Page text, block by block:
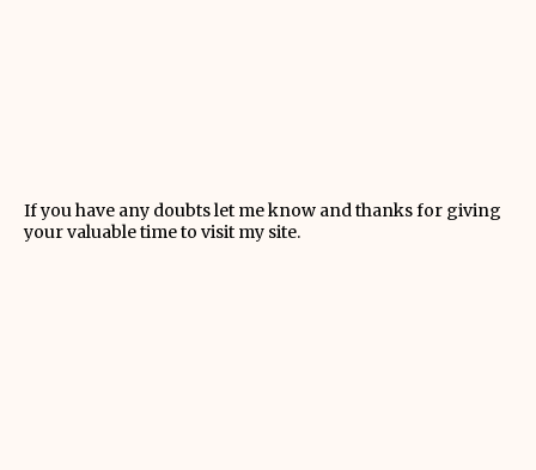
If you have any doubts let me know and thanks for giving
your valuable time to visit my site.